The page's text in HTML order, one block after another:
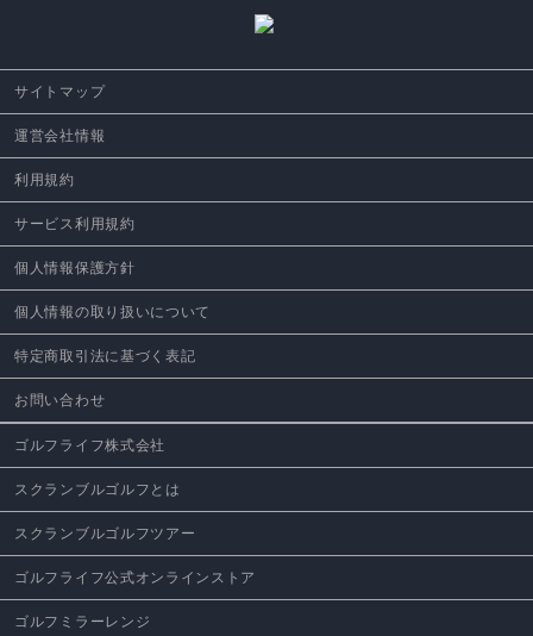
サイトマップ
運営会社情報
利用規約
サービス利用規約
個人情報保護方針
個人情報の取り扱いについて
特定商取引法に基づく表記
お問い合わせ
ゴルフライフ株式会社
スクランブルゴルフとは
スクランブルゴルフツアー
ゴルフライフ公式オンラインストア
ゴルフミラーレンジ